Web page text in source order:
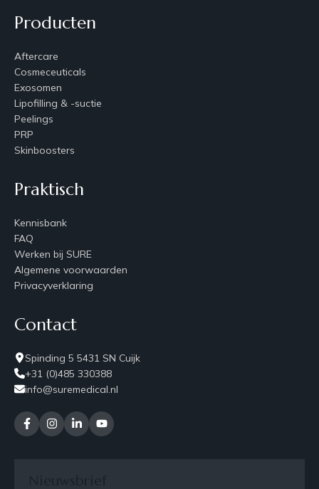
Producten
Aftercare
Cosmeceuticals
Exosomen
Lipofilling & -suctie
Peelings
PRP
Skinboosters
Praktisch
Kennisbank
FAQ
Werken bij SURE
Algemene voorwaarden
Privacyverklaring
Contact
Spinding 5 5431 SN Cuijk
+31 (0)485 330388
info@suremedical.nl